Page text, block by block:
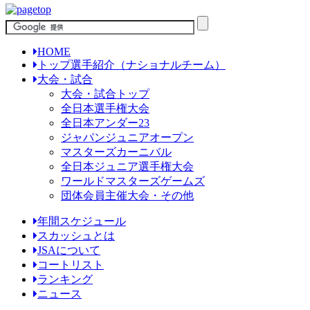
HOME
トップ選手紹介（ナショナルチーム）
大会・試合
大会・試合トップ
全日本選手権大会
全日本アンダー23
ジャパンジュニアオープン
マスターズカーニバル
全日本ジュニア選手権大会
ワールドマスターズゲームズ
団体会員主催大会・その他
年間スケジュール
スカッシュとは
JSAについて
コートリスト
ランキング
ニュース